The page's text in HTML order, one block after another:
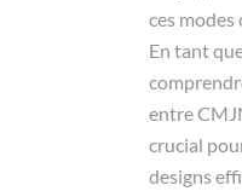
ces
En tant
entre
crucial
designs